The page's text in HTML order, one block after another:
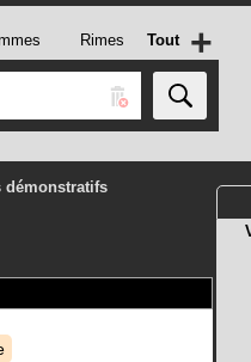
Rimes Tout +
démonstratifs